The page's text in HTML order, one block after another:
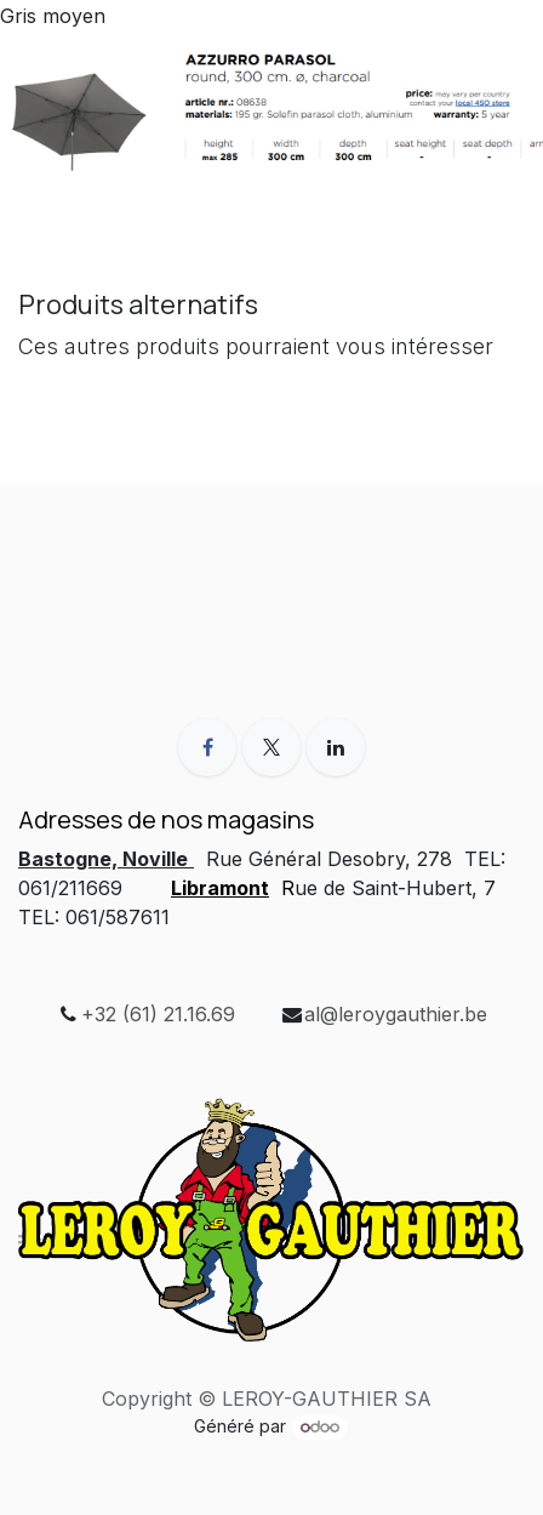
Gris moyen
Produits alternatifs
Ces autres produits pourraient vous intéresser
Adresses de nos magasins
Bastogne, Noville
Rue Général Desobry, 278 TEL:
061/211669
Libramont Rue de Saint-Hubert, 7
TEL: 061/587611
+32 (61) 21.16.69 al@leroygauthier.be
Copyright © LEROY-GAUTHIER SA
Généré par